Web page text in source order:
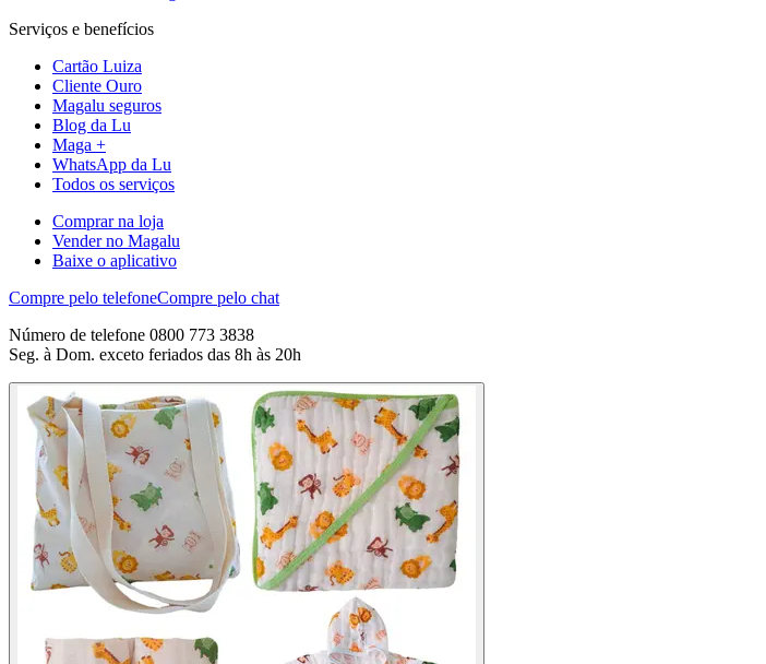
Serviços e benefícios
Cartão Luiza
Cliente Ouro
Magalu seguros
Blog da Lu
Maga +
WhatsApp da Lu
Todos os serviços
Comprar na loja
Vender no Magalu
Baixe o aplicativo
Compre pelo telefoneCompre pelo chat
Número de telefone 0800 773 3838
Seg. à Dom. exceto feriados das 8h às 20h